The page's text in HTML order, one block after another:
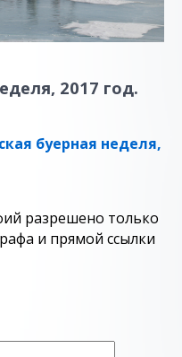
2017 год.
буерная неделя,
разрешено только
и прямой ссылки